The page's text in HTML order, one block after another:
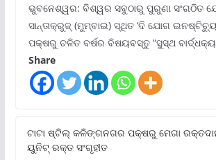
ଭୁବନେଶ୍ୱର: ବିଶ୍ୱର ସବୁଠାରୁ ପୁରୁଣା ସଂଗଠିତ
ସାନ୍ତାକ୍ରୁଜ୍ (ମୁମ୍ବାଇ) ସ୍ଥିତ ‘ଦି ଯୋଗ
ପକ୍ଷରୁ ଚଳିତ ବର୍ଷର ବିଷୟବସ୍ତୁ “ସୁସ୍ଥ ବାର୍ଦ୍ଧକ୍ୟ
Share
ଟାଟା ଷ୍ଟିଲ୍‌ କଳିଙ୍ଗନଗର ପକ୍ଷରୁ ମେଗା
ୟୁନିଟ୍‌ ରକ୍ତ ସଂଗୃହୀତ